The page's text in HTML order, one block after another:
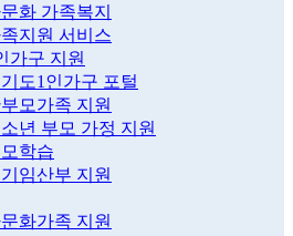
화 가족복지
지원 서비스
가구 지원
도1인가구 포털
모가족 지원
년 부모 가정 지원
학습
임산부 지원
화가족 지원